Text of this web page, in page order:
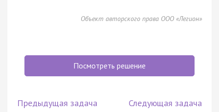
Объект авторского права ООО «Легион»
Посмотреть решение
Предыдущая задача Следующая задача